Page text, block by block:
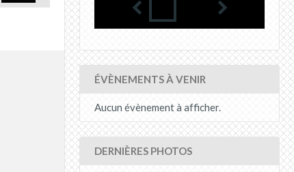
ÉVÈNEMENTS À VENIR
Aucun évènement à afficher.
DERNIÈRES PHOTOS